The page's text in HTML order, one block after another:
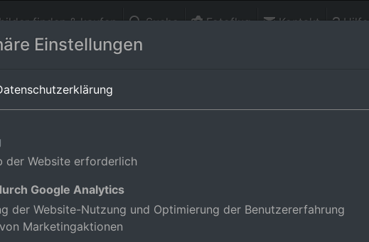
finden & kaufen Suche Fotoflug Kontakt Hilfe
Einstellungen
der Website erforderlich
Google Analytics
der Website-Nutzung und Optimierung der Benutzererfahrung
Marketingaktionen